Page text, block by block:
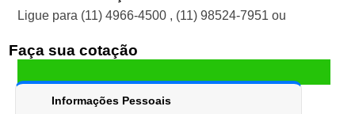
Ligue para (11) 4966-4500 , (11) 98524-7951 ou
Faça sua cotação
Informações Pessoais